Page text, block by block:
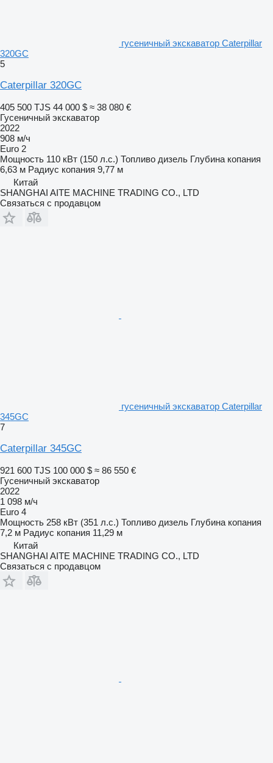
гусеничный экскаватор Caterpillar
320GC
5
Caterpillar 320GC
405 500 TJS 44 000 $ ≈ 38 080 €
Гусеничный экскаватор
2022
908 м/ч
Euro 2
Мощность 110 кВт (150 л.с.) Топливо дизель Глубина копания
6,63 м Радиус копания 9,77 м
Китай
SHANGHAI AITE MACHINE TRADING CO., LTD
Связаться с продавцом
гусеничный экскаватор Caterpillar
345GC
7
Caterpillar 345GC
921 600 TJS 100 000 $ ≈ 86 550 €
Гусеничный экскаватор
2022
1 098 м/ч
Euro 4
Мощность 258 кВт (351 л.с.) Топливо дизель Глубина копания
7,2 м Радиус копания 11,29 м
Китай
SHANGHAI AITE MACHINE TRADING CO., LTD
Связаться с продавцом